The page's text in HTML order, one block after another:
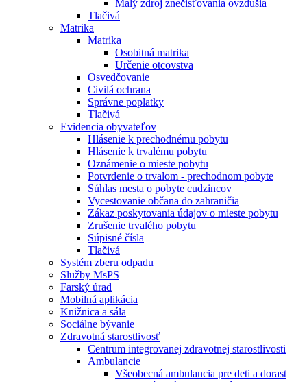
Malý zdroj znečisťovania ovzdušia
Tlačivá
Matrika
Matrika
Osobitná matrika
Určenie otcovstva
Osvedčovanie
Civilá ochrana
Správne poplatky
Tlačivá
Evidencia obyvateľov
Hlásenie k prechodnému pobytu
Hlásenie k trvalému pobytu
Oznámenie o mieste pobytu
Potvrdenie o trvalom - prechodnom pobyte
Súhlas mesta o pobyte cudzincov
Vycestovanie občana do zahraničia
Zákaz poskytovania údajov o mieste pobytu
Zrušenie trvalého pobytu
Súpisné čísla
Tlačivá
Systém zberu odpadu
Služby MsPS
Farský úrad
Mobilná aplikácia
Knižnica a sála
Sociálne bývanie
Zdravotná starostlivosť
Centrum integrovanej zdravotnej starostlivosti
Ambulancie
Všeobecná ambulancia pre deti a dorast